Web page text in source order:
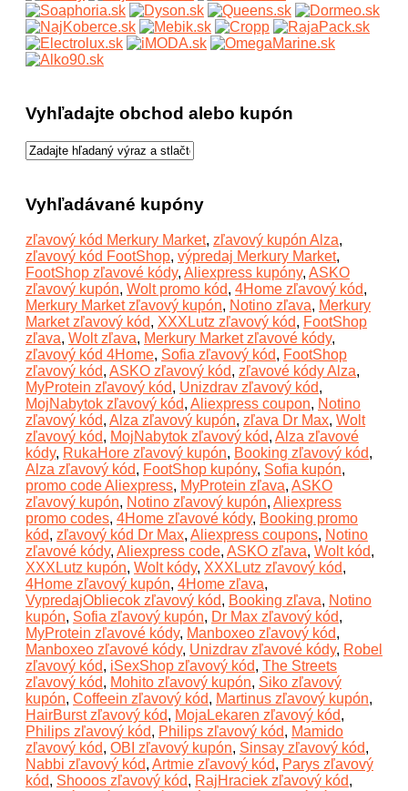
Vyhľadajte obchod alebo kupón
Vyhľadávané kupóny
zľavový kód Merkury Market, zľavový kupón Alza,
zľavový kód FootShop, výpredaj Merkury Market,
FootShop zľavové kódy, Aliexpress kupóny, ASKO
zľavový kupón, Wolt promo kód, 4Home zľavový kód,
Merkury Market zľavový kupón, Notino zľava, Merkury
Market zľavový kód, XXXLutz zľavový kód, FootShop
zľava, Wolt zľava, Merkury Market zľavové kódy,
zľavový kód 4Home, Sofia zľavový kód, FootShop
zľavový kód, ASKO zľavový kód, zľavové kódy Alza,
MyProtein zľavový kód, Unizdrav zľavový kód,
MojNabytok zľavový kód, Aliexpress coupon, Notino
zľavový kód, Alza zľavový kupón, zľava Dr Max, Wolt
zľavový kód, MojNabytok zľavový kód, Alza zľavové
kódy, RukaHore zľavový kupón, Booking zľavový kód,
Alza zľavový kód, FootShop kupóny, Sofia kupón,
promo code Aliexpress, MyProtein zľava, ASKO
zľavový kupón, Notino zľavový kupón, Aliexpress
promo codes, 4Home zľavové kódy, Booking promo
kód, zľavový kód Dr Max, Aliexpress coupons, Notino
zľavové kódy, Aliexpress code, ASKO zľava, Wolt kód,
XXXLutz kupón, Wolt kódy, XXXLutz zľavový kód,
4Home zľavový kupón, 4Home zľava,
VypredajObliecok zľavový kód, Booking zľava, Notino
kupón, Sofia zľavový kupón, Dr Max zľavový kód,
MyProtein zľavové kódy, Manboxeo zľavový kód,
Manboxeo zľavové kódy, Unizdrav zľavové kódy, Robel
zľavový kód, iSexShop zľavový kód, The Streets
zľavový kód, Mohito zľavový kupón, Siko zľavový
kupón, Coffeein zľavový kód, Martinus zľavový kupón,
HairBurst zľavový kód, MojaLekaren zľavový kód,
Philips zľavový kód, Philips zľavový kód, Mamido
zľavový kód, OBI zľavový kupón, Sinsay zľavový kód,
Nabbi zľavový kód, Artmie zľavový kód, Parys zľavový
kód, Shooos zľavový kód, RajHraciek zľavový kód,